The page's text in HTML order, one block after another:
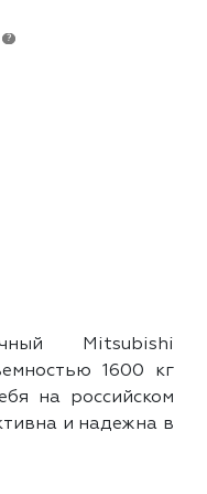
?
Mitsubishi
1600 кг
на российском
и надежна в